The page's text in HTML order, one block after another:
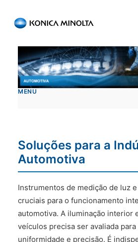
ENGLISH
INÍCIO
PRODUTOS
INDÚSTRIA
RECURSOS
EVENTOS
FALE CONOSCO
MENU
Soluções para a
Automotiva
Instrumentos de medição de luz
cruciais para o funcionamento
automotiva. A iluminação interior
veículos precisa ser avaliada para
uniformidade e precisão. É